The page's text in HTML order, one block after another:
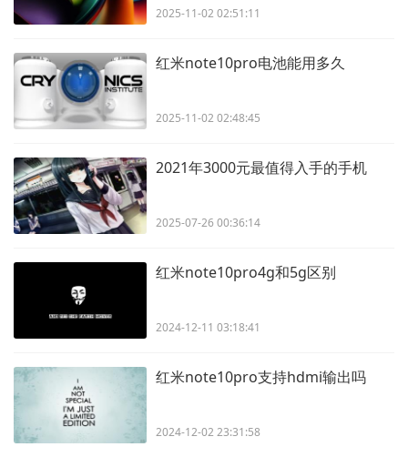
2025-11-02 02:51:11
红米note10pro电池能用多久
2025-11-02 02:48:45
2021年3000元最值得入手的手机
2025-07-26 00:36:14
红米note10pro4g和5g区别
2024-12-11 03:18:41
红米note10pro支持hdmi输出吗
2024-12-02 23:31:58